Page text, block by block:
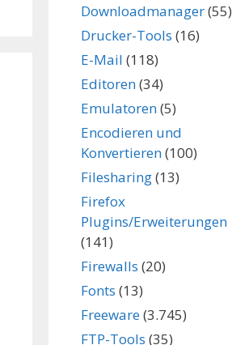
Downloadmanager(55)
Drucker-Tools (16)
E-Mail (118)
Editoren(34)
Emulatoren(5)
Encodieren und
Konvertieren(100)
Filesharing(13)
Firefox
Plugins/Erweiterungen
(141)
Firewalls (20)
Fonts (13)
Freeware(3.745)
FTP-Tools (35)